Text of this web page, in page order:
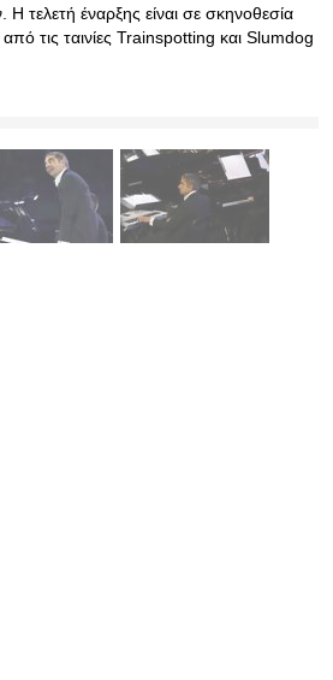
έναρξης είναι σε σκηνοθεσία
τις ταινίες Trainspotting και Slumdog